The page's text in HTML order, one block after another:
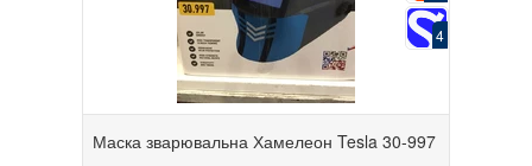
4
Маска зварювальна Хамелеон Tesla 30-997